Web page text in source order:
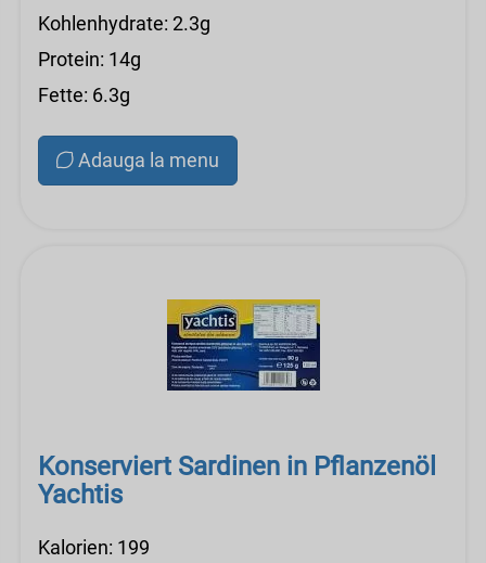
Kohlenhydrate: 2.3g
Protein: 14g
Fette: 6.3g
Adauga la menu
Konserviert Sardinen in Pflanzenöl
Yachtis
Kalorien: 199